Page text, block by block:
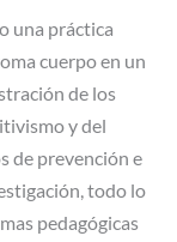
una práctica
cuerpo en un
de los
y del
de prevención e
todo lo
pedagógicas